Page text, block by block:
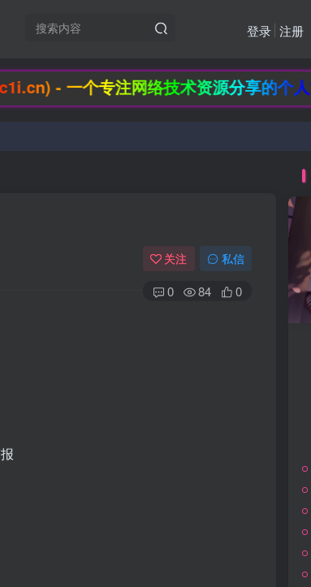
登录 注册
- 一个专注网络技术资源分享的个人博客。
关注 私信
0 84 0